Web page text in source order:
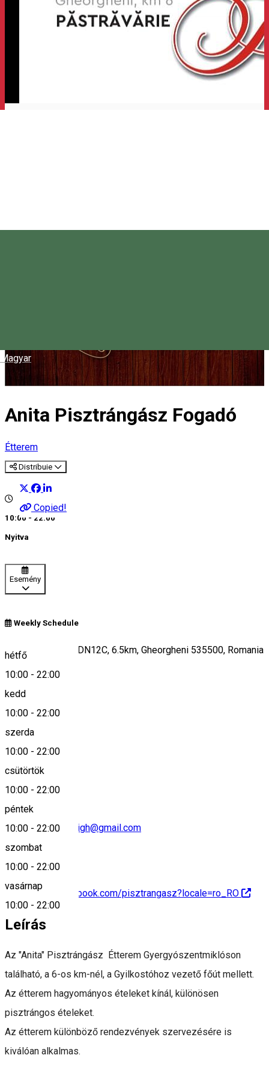
Magyar
Anita Pisztrángász Fogadó
Étterem
Distribuie
Copied!
10:00 - 22:00
Nyitva
Esemény
Weekly Schedule
hétfő
10:00 - 22:00
kedd
10:00 - 22:00
szerda
10:00 - 22:00
csütörtök
10:00 - 22:00
péntek
10:00 - 22:00
szombat
10:00 - 22:00
vasárnap
10:00 - 22:00
B-dul Lacu Rosu, DN12C, 6.5km, Gheorgheni 535500, Romania
Keresd térképen
hanulpastravaruluigh@gmail.com
https://www.facebook.com/pisztrangasz?locale=ro_RO
Leírás
Az "Anita" Pisztrángász Étterem Gyergyószentmiklóson
található, a 6-os km-nél, a Gyilkostóhoz vezető főút mellett.
Az étterem hagyományos ételeket kínál, különösen
pisztrángos ételeket.
Az étterem különböző rendezvények szervezésére is
kiválóan alkalmas.